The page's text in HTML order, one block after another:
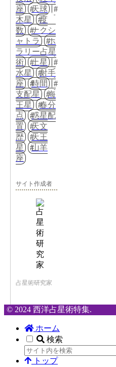
座
天球
木星
度
数
ナクシ
ャトラ
ホ
ラリー占星
術
土星
水星
射手
座
時間
支配星
海
王星
春分
点
惑星配
置
天文
歴
天王
星
山羊
座
サイト作成者
占星術研究家
© 2024 西洋占星術特集.
ホーム
検索
トップ